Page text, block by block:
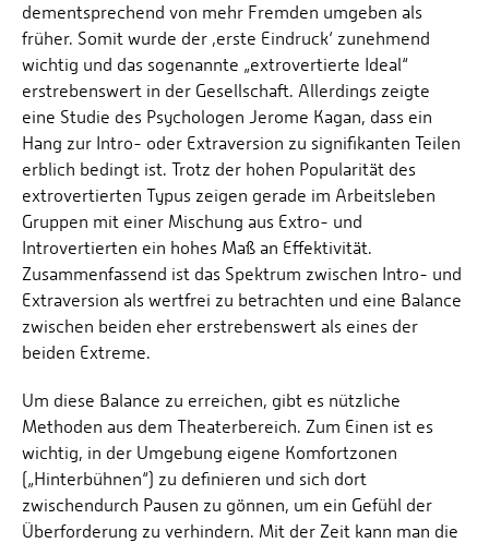
dementsprechend von mehr Fremden umgeben als
früher. Somit wurde der ‚erste Eindruck‘ zunehmend
wichtig und das sogenannte „extrovertierte Ideal“
erstrebenswert in der Gesellschaft. Allerdings zeigte
eine Studie des Psychologen Jerome Kagan, dass ein
Hang zur Intro- oder Extraversion zu signifikanten Teilen
erblich bedingt ist. Trotz der hohen Popularität des
extrovertierten Typus zeigen gerade im Arbeitsleben
Gruppen mit einer Mischung aus Extro- und
Introvertierten ein hohes Maß an Effektivität.
Zusammenfassend ist das Spektrum zwischen Intro- und
Extraversion als wertfrei zu betrachten und eine Balance
zwischen beiden eher erstrebenswert als eines der
beiden Extreme.
Um diese Balance zu erreichen, gibt es nützliche
Methoden aus dem Theaterbereich. Zum Einen ist es
wichtig, in der Umgebung eigene Komfortzonen
(„Hinterbühnen“) zu definieren und sich dort
zwischendurch Pausen zu gönnen, um ein Gefühl der
Überforderung zu verhindern. Mit der Zeit kann man die